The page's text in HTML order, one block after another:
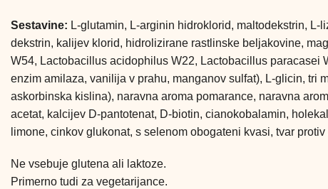
Sestavine: L-glutamin, L-arginin hidroklorid, maltodekstrin,
dekstrin, kalijev klorid, hidrolizirane rastlinske beljakovine,
W54, Lactobacillus acidophilus W22, Lactobacillus paracasei
enzim amilaza, vanilija v prahu, manganov sulfat), L-glicin, tri
askorbinska kislina), naravna aroma pomarance, naravna
acetat, kalcijev D-pantotenat, D-biotin, cianokobalamin,
limone, cinkov glukonat, s selenom obogateni kvasi, tvar
Ne vsebuje glutena ali laktoze.
Primerno tudi za vegetarijance.